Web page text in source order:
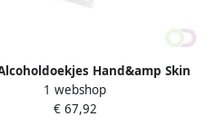
Hand&amp Skin
250 sachets
1 webshop
€ 67,92